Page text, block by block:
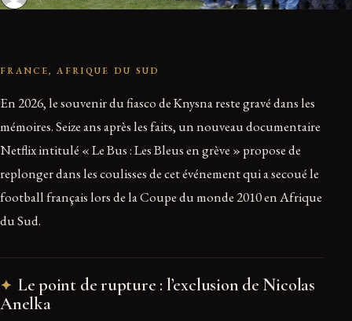
FRANCE, AFRIQUE DU SUD
En 2026, le souvenir du fiasco de Knysna reste gravé dans les
mémoires. Seize ans après les faits, un nouveau documentaire
Netflix intitulé « Le Bus : Les Bleus en grève » propose de
replonger dans les coulisses de cet événement qui a secoué le
football français lors de la Coupe du monde 2010 en Afrique
du Sud.
Le point de rupture : l’exclusion de Nicolas
Anelka